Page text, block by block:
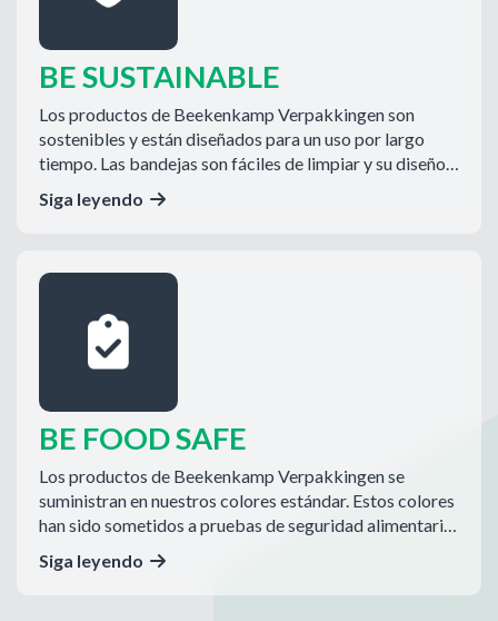
BE SUSTAINABLE
Los productos de Beekenkamp Verpakkingen son
sostenibles y están diseñados para un uso por largo
tiempo. Las bandejas son fáciles de limpiar y su diseño
ha conseguido eliminar las esquinas cerradas y los
agujeros. Si las bandejas se rompen o se estropean,
sino que el plástico de los productos acaba igualmente
en la economía circular.
Siga leyendo
BE FOOD SAFE
Los productos de Beekenkamp Verpakkingen se
suministran en nuestros colores estándar. Estos colores
han sido sometidos a pruebas de seguridad alimentaria.
Se ha comprobado el contacto de los alimentos con el
agua, el ácido, la materia seca y el aceite. Esto hace que
los productos estén preparados para el futuro, puesto
Siga leyendo